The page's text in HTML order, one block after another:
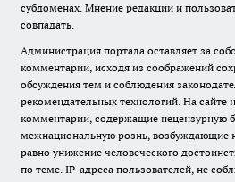
субдоменах. Мнение редакции и
совпадать.
Администрация портала оставляет за
комментарии, исходя из соображений
обсуждения тем и соблюдения
рекомендательных технологий. На сайте
комментарии, содержащие нецензурную
межнациональную рознь, возбуждающие
равно унижение человеческого
по теме. IP-адреса пользователей, не